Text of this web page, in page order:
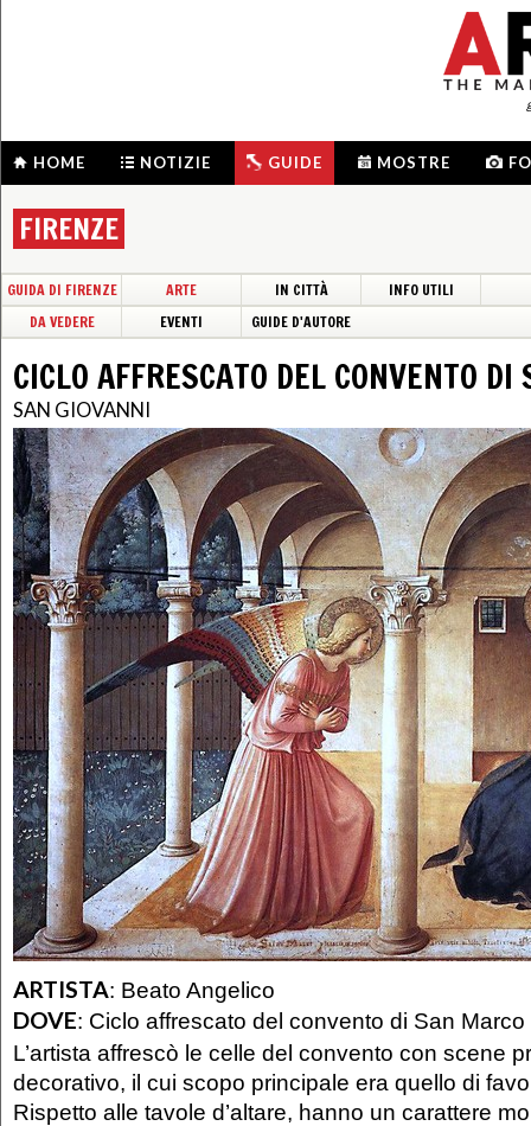
HOME NOTIZIE GUIDE MOSTRE
FIRENZE
GUIDA DI FIRENZE ARTE IN CITTÀ
INFO UTILI
DA VEDERE
EVENTI GUIDE D'AUTORE
CICLO AFFRESCATO DEL CONVENTO DI
SAN GIOVANNI
ARTISTA: Beato Angelico
DOVE: Ciclo affrescato del convento di San Marco
L’artista affrescò le celle del convento con scene
decorativo, il cui scopo principale era quello di
Rispetto alle tavole d’altare, hanno un carattere